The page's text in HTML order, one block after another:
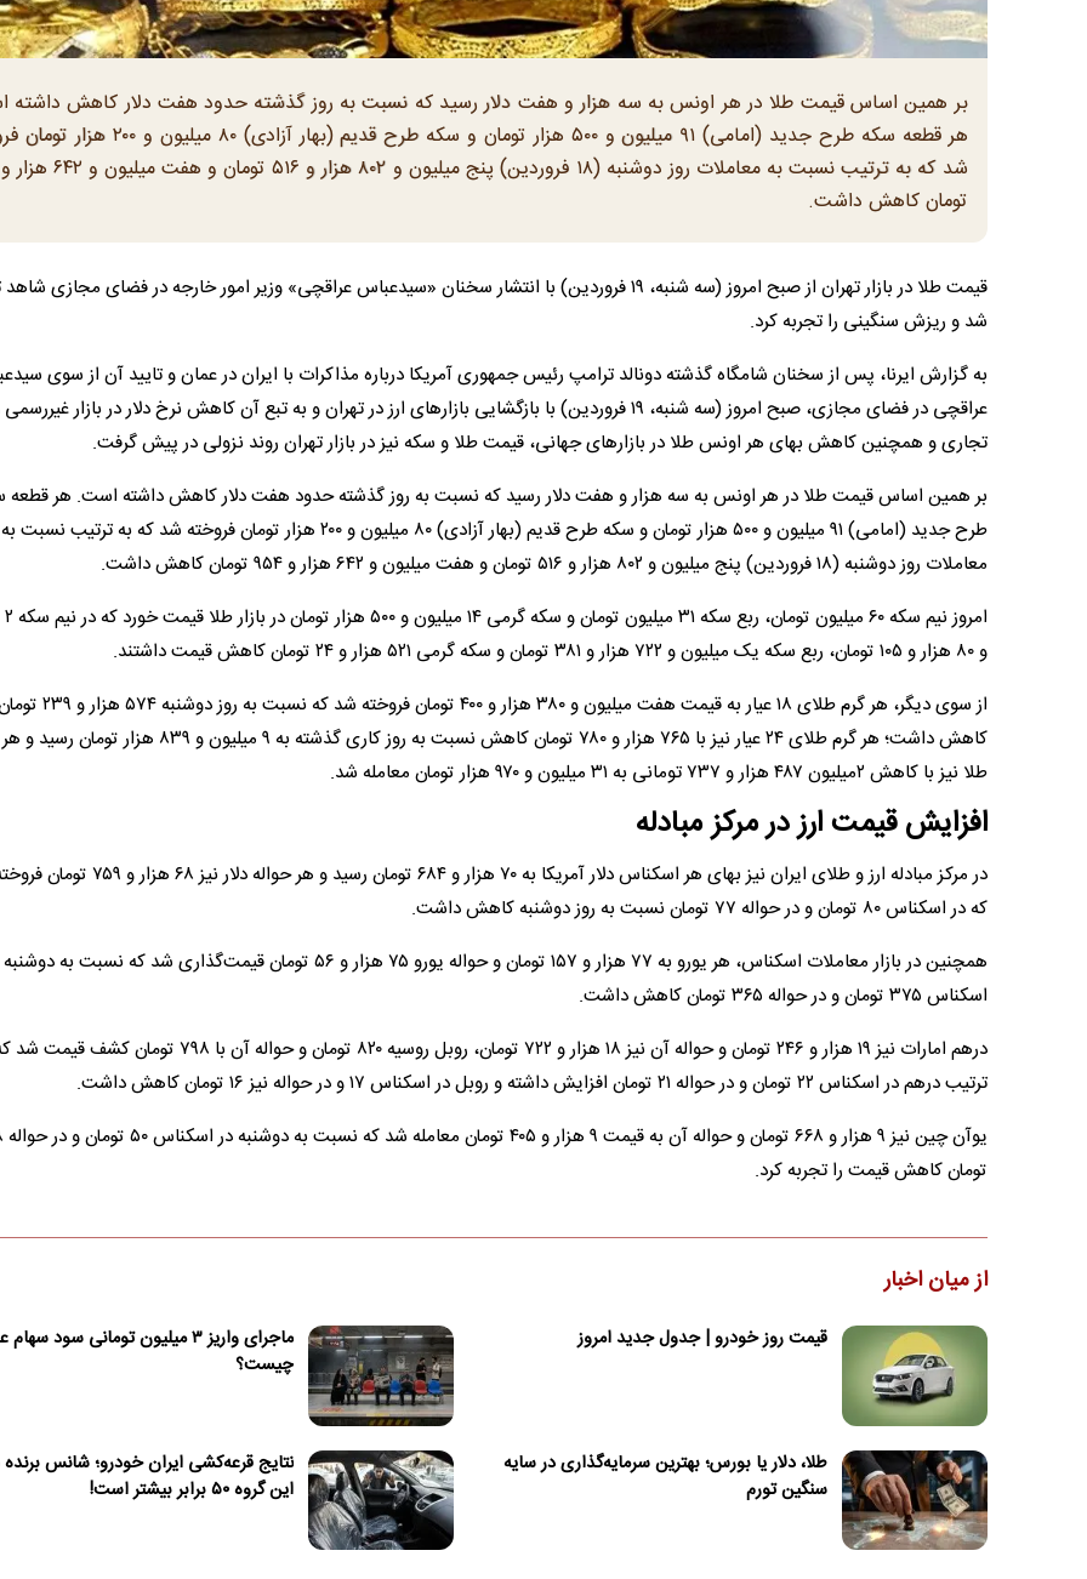
بر همین اساس قیمت طلا در هر اونس به سه هزار و هفت دلار رسید که نسبت به روز گذشته حدود هفت دلار کاهش
هر قطعه سکه طرح جدید (امامی) ۹۱ میلیون و ۵۰۰ هزار تومان و سکه طرح قدیم (بهار آزادی)
تومان کاهش داشت.
قیمت طلا در بازار تهران از صبح امروز (سه شنبه، ۱۹ فروردین) با انتشار سخنان «سیدعباس عراقچی» وزیر امور خارجه در فضای مجازی
شد و ریزش سنگینی را تجربه کرد.
به گزارش ایرنا، پس از سخنان شامگاه گذشته دونالد ترامپ رئیس جمهوری آمریکا درباره مذاکرات با ایران در عمان و تایید آن از سوی
عراقچی در فضای مجازی، صبح امروز (سه شنبه، ۱۹ فروردین) با بازگشایی بازار‌های ارز در تهران و به تبع آن کاهش نرخ دلار در بازار
تجاری و همچنین کاهش بهای هر اونس طلا در بازار‌های جهانی، قیمت طلا و سکه نیز در بازار تهران روند نزولی در پیش گرفت.
بر همین اساس قیمت طلا در هر اونس به سه هزار و هفت دلار رسید که نسبت به روز گذشته حدود هفت دلار کاهش داشته است. هر قطعه
طرح جدید (امامی) ۹۱ میلیون و ۵۰۰ هزار تومان و سکه طرح قدیم (بهار آزادی) ۸۰ میلیون و ۲۰۰ هزار تومان فروخته شد که به ترتیب نسبت به
معاملات روز دوشنبه (۱۸ فروردین) پنج میلیون و ۸۰۲ هزار و ۵۱۶ تومان و هفت میلیون و ۶۴۲ هزار و ۹۵۴ تومان کاهش داشت.
و ۸۰ هزار و ۱۰۵ تومان، ربع سکه یک میلیون و ۷۲۲ هزار و ۳۸۱ تومان و سکه گرمی ۵۲۱ هزار و ۲۴ تومان کاهش قیمت داشتند.
از سوی دیگر، هر گرم طلای ۱۸ عیار به قیمت هفت میلیون و ۳۸۰ هزار و ۴۰۰ تومان فروخته شد که نسبت به روز
کاهش داشت؛ هر گرم طلای ۲۴ عیار نیز با ۷۶۵ هزار و ۷۸۰ تومان کاهش نسبت به روز کاری گذشته به ۹
طلا نیز با کاهش ۲میلیون ۴۸۷ هزار و ۷۳۷ تومانی به ۳۱ میلیون و ۹۷۰ هزار تومان معامله شد.
افزایش قیمت ارز در مرکز مبادله
در مرکز مبادله ارز و طلای ایران نیز بهای هر اسکناس دلار آمریکا به ۷۰ هزار و ۶۸۴ تومان رسید و
که در اسکناس ۸۰ تومان و در حواله ۷۷ تومان نسبت به روز دوشنبه کاهش داشت.
همچنین در بازار معاملات اسکناس، هر یورو به ۷۷ هزار و ۱۵۷ تومان و حواله یورو ۷۵ هزار و ۵۶ تومان قیمت‌گذاری شد که نسبت به
اسکناس ۳۷۵ تومان و در حواله ۳۶۵ تومان کاهش داشت.
درهم امارات نیز ۱۹ هزار و ۲۴۶ تومان و حواله آن نیز ۱۸ هزار و ۷۲۲ تومان، روبل روسیه ۸۲۰ تومان و حواله آن با ۷۹۸
ترتیب درهم در اسکناس ۲۲ تومان و در حواله ۲۱ تومان افزایش داشته و روبل در اسکناس ۱۷ و در حواله نیز ۱۶ تومان کاهش داشت.
یوآن چین نیز
تومان کاهش قیمت را تجربه کرد.
از میان اخبار
قیمت روز خودرو | جدول جدید امروز
ماجرای واریز ۳ میلیون تومانی سود
چیست؟
طلا، دلار یا بورس؛ بهترین سرمایه‌گذاری در سایه
سنگین تورم
نتایج قرعه‌کشی ایران خودرو؛ شانس
این گروه ۵۰ برابر بیشتر است!